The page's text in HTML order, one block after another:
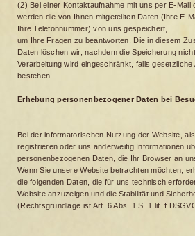
(2) Bei einer Kontaktaufnahme mit uns per E-Mail
werden die von Ihnen mitgeteilten Daten (Ihre E-
Ihre Telefonnummer) von uns gespeichert,
um Ihre Fragen zu beantworten. Die in diesem
Daten löschen wir, nachdem die Speicherung
Verarbeitung wird eingeschränkt, falls gesetzliche
bestehen.
Erhebung personenbezogener Daten bei
Bei der informatorischen Nutzung der Website,
registrieren oder uns anderweitig Informationen
personenbezogenen Daten, die Ihr Browser an
Wenn Sie unsere Website betrachten möchten,
die folgenden Daten, die für uns technisch
Website anzuzeigen und die Stabilität und
(Rechtsgrundlage ist Art. 6 Abs. 1 S. 1 lit. f